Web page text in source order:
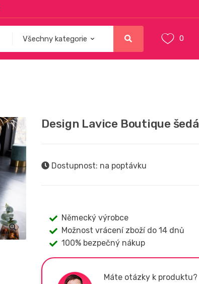
0
Design Lavice Boutique šedá
Dostupnost: na poptávku
Německý výrobce
Možnost vrácení zboží do 14 dnů
100% bezpečný nákup
Máte otázky k produktu?